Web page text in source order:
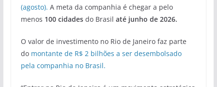
(agosto). A meta da companhia é chegar a pelo
menos 100 cidadesdo Brasil até junho de 2026.
O valor de investimento no Rio de Janeiro faz parte
domontante de R$ 2 bilhões a ser desembolsado
pela companhia no Brasil.